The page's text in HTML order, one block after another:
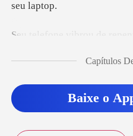
ibrou de repen
u. A voz dCapítulos
Baixe o